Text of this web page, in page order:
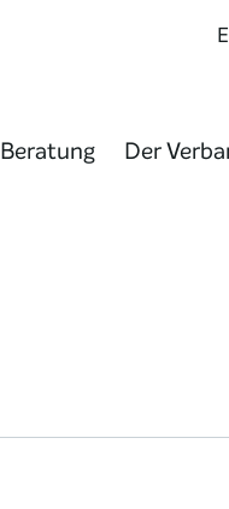
Beratung Der